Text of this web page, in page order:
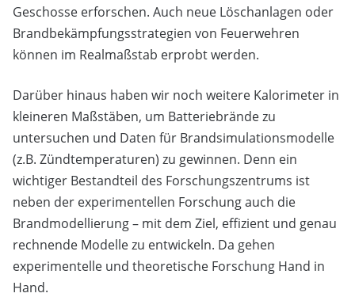
Geschosse erforschen. Auch neue Löschanlagen oder
Brandbekämpfungsstrategien von Feuerwehren
können im Realmaßstab erprobt werden.
Darüber hinaus haben wir noch weitere Kalorimeter in
kleineren Maßstäben, um Batteriebrände zu
untersuchen und Daten für Brandsimulationsmodelle
(z.B. Zündtemperaturen) zu gewinnen. Denn ein
wichtiger Bestandteil des Forschungszentrums ist
neben der experimentellen Forschung auch die
Brandmodellierung – mit dem Ziel, effizient und genau
rechnende Modelle zu entwickeln. Da gehen
experimentelle und theoretische Forschung Hand in
Hand.